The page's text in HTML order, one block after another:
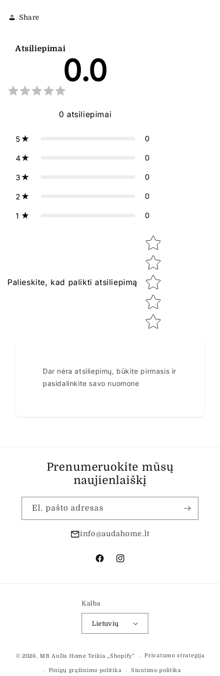
Share
Atsiliepimai
0.0
0 atsiliepimai
5 0
4 0
3 0
2 0
1 0
Palieskite, kad palikti atsiliepimą
Star rating
Dar nėra atsiliepimų, būkite pirmasis ir
pasidalinkite savo nuomone
Prenumeruokite mūsų
naujienlaiškį
El. pašto adresas
info@audahome.lt
„Facebook“„Instagram“
Kalba
Lietuvių
būdai
© 2026,MB AuDa Home Teikia „Shopify“ Privatumo strategija
Pinigų grąžinimo politika Siuntimo politika